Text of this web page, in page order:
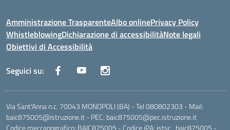
Amministrazione TrasparenteAlbo onlinePrivacy Policy
WhistleblowingDichiarazione di accessibilitàNote legali
Obiettivi di Accessibilità
Seguici su:
Via Sant'Anna n.c. 70043 MONOPOLI (BA) - Tel 080802303 - Mail:
baic875005@istruzione.it - PEC: baic875005@pec.istruzione.it
Codice meccanografico: BAIC875005 - Codice iPA: istsc_baic875005 -